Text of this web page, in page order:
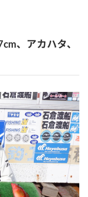
、アカハタ、